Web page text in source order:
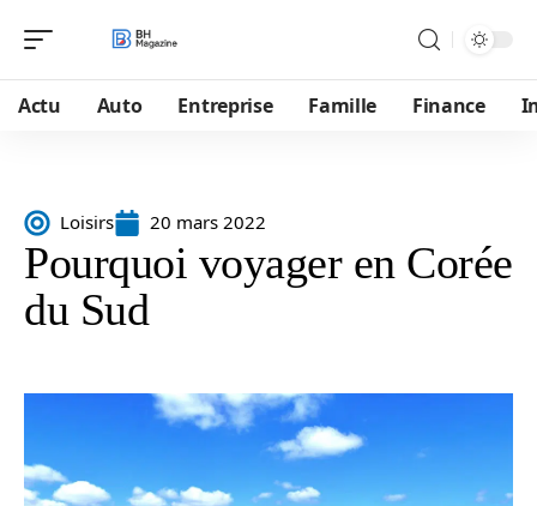
Actu Auto Entreprise Famille Finance
Loisirs 20 mars 2022
Pourquoi voyager en Corée
du Sud